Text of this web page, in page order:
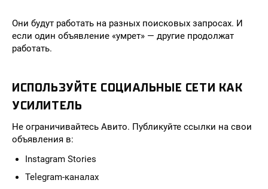
Они будут работать на разных поисковых запросах. И
если один объявление «умрет» — другие продолжат
работать.
ИСПОЛЬЗУЙТЕ СОЦИАЛЬНЫЕ СЕТИ КАК
УСИЛИТЕЛЬ
Не ограничивайтесь Авито. Публикуйте ссылки на свои
объявления в:
Instagram Stories
Telegram-каналах